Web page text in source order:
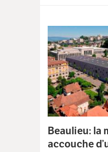
communal.
Beaulieu: la
accouche